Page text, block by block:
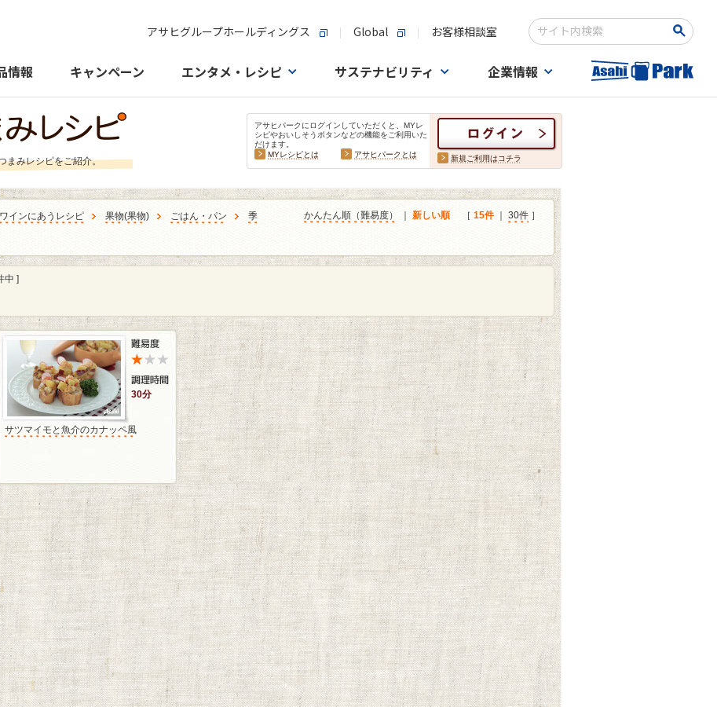
アサヒグループホールディングス Global お客様相談室
検索キーワード入力
情報 キャンペーン エンタメ・レシピ サステナビリティ 企業情報
まみレシピをご紹介。
アサヒパークにログインしていただくと、MYレ
シピやおいしそうボタンなどの機能をご利用いた
だけます。
MYレシピとは
アサヒパークとは 新規ご利用はコチラ
ワインにあうレシピ 果物(果物) ごはん・パン
季
かんたん順（難易度） 新しい順 ［ 15件｜ 30件 ］
中 ]
30分
サツマイモと魚介のカナッペ風